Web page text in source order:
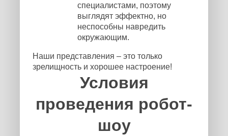
специалистами, поэтому
выглядят эффектно, но
неспособны навредить
окружающим.
Наши представления – это только
зрелищность и хорошее настроение!
Условия
проведения робот-
шоу